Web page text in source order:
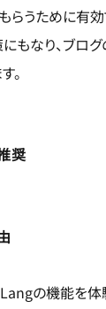
らうために有効
もなり、ブロ
。
奨
の機能を体